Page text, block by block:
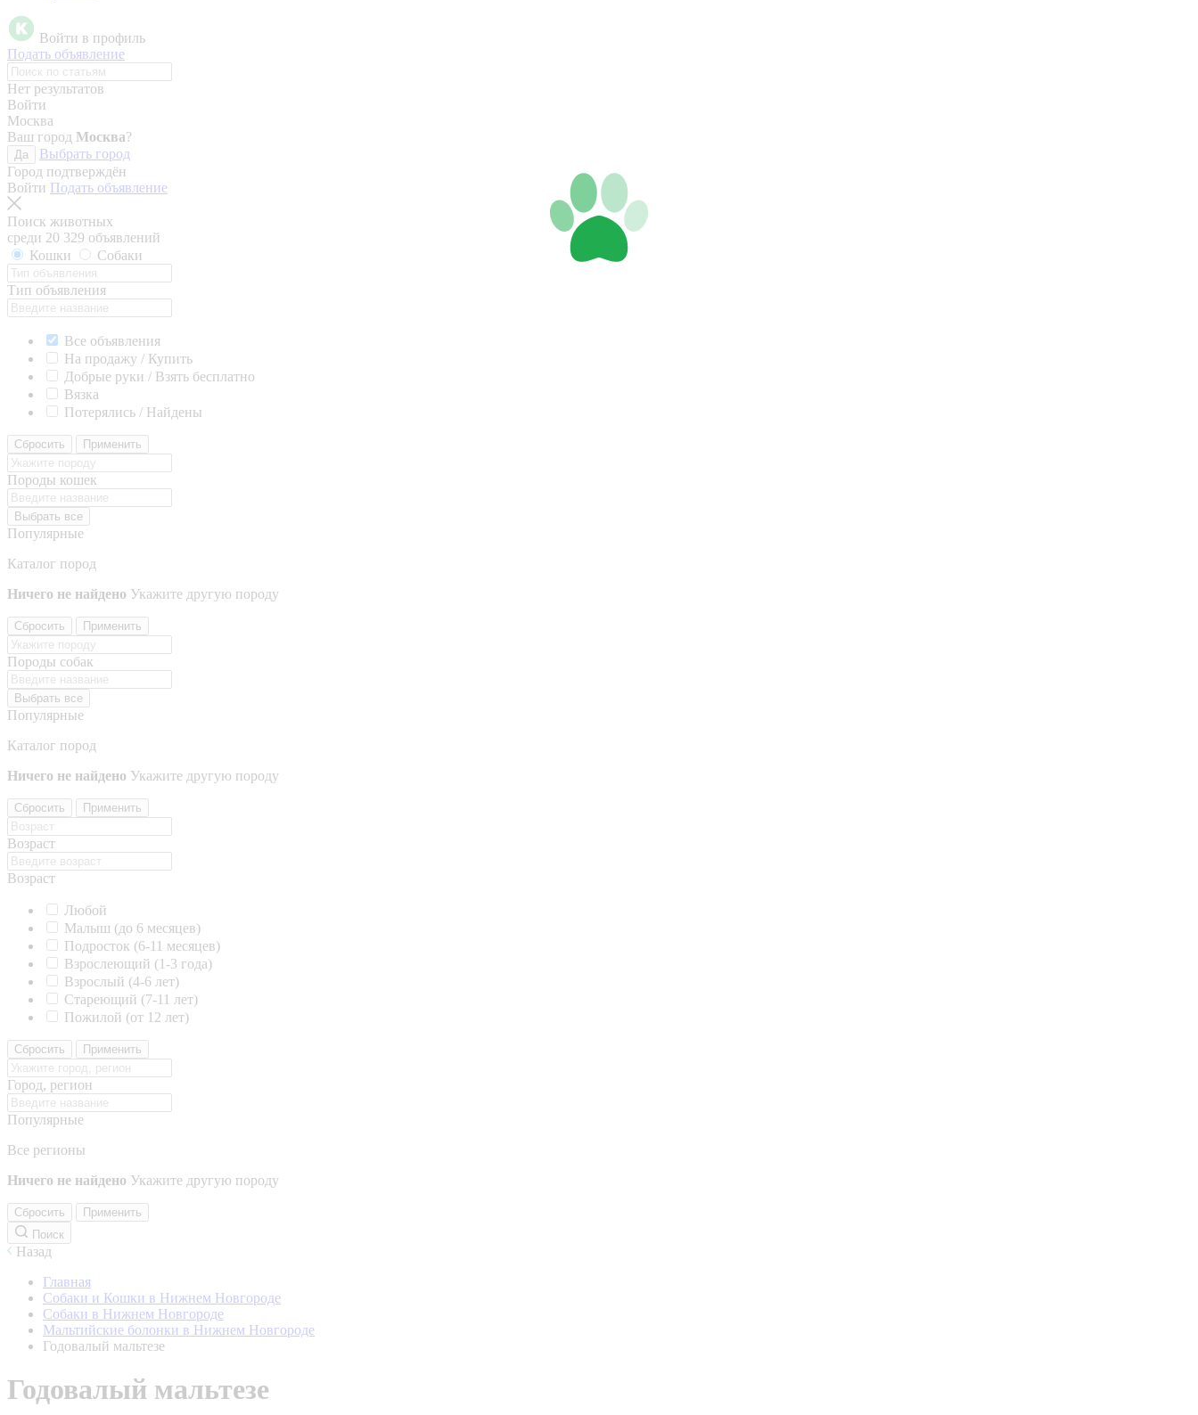
Войти в профиль
Подать объявление
Нет результатов
Войти
Москва
Ваш город Москва?
Да
Выбрать город
Город подтверждён
Войти Подать объявление
Поиск животных
среди 20 329 объявлений
Кошки
Собаки
Тип объявления
Все объявления
На продажу / Купить
Добрые руки / Взять бесплатно
Вязка
Потерялись / Найдены
Сбросить Применить
Породы кошек
Выбрать все
Популярные
Каталог пород
Ничего не найдено Укажите другую породу
Сбросить Применить
Породы собак
Выбрать все
Популярные
Каталог пород
Ничего не найдено Укажите другую породу
Сбросить Применить
Возраст
Возраст
Любой
Малыш (до 6 месяцев)
Подросток (6-11 месяцев)
Взрослеющий (1-3 года)
Взрослый (4-6 лет)
Стареющий (7-11 лет)
Пожилой (от 12 лет)
Сбросить Применить
Город, регион
Популярные
Все регионы
Ничего не найдено Укажите другую породу
Сбросить
Применить
Поиск
Назад
Главная
Собаки и Кошки в Нижнем Новгороде
Собаки в Нижнем Новгороде
Мальтийские болонки в Нижнем Новгороде
Годовалый мальтезе
Годовалый мальтезе